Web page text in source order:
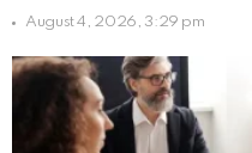
August 4, 2026, 3:29 pm